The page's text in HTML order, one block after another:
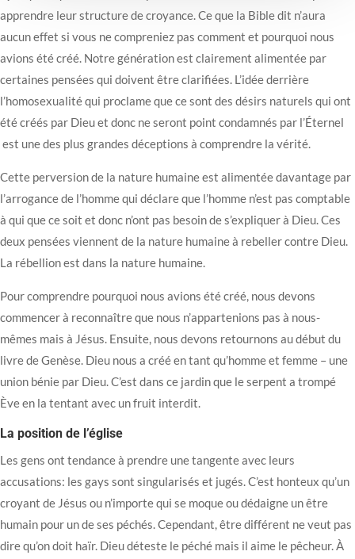
apprendre leur structure de croyance. Ce que la Bible dit n’aura
aucun effet si vous ne compreniez pas comment et pourquoi nous
avions été créé. Notre génération est clairement alimentée par
certaines pensées qui doivent être clarifiées. L’idée derrière
l’homosexualité qui proclame que ce sont des désirs naturels qui ont
été créés par Dieu et donc ne seront point condamnés par l’Éternel
est une des plus grandes déceptions à comprendre la vérité.
Cette perversion de la nature humaine est alimentée davantage par
l’arrogance de l’homme qui déclare que l’homme n’est pas comptable
à qui que ce soit et donc n’ont pas besoin de s’expliquer à Dieu. Ces
deux pensées viennent de la nature humaine à rebeller contre Dieu.
La rébellion est dans la nature humaine.
Pour comprendre pourquoi nous avions été créé, nous devons
commencer à reconnaître que nous n’appartenions pas à nous-
mêmes mais à Jésus. Ensuite, nous devons retournons au début du
livre de Genèse. Dieu nous a créé en tant qu’homme et femme – une
union bénie par Dieu. C’est dans ce jardin que le serpent a trompé
Ève en la tentant avec un fruit interdit.
La position de l’église
Les gens ont tendance à prendre une tangente avec leurs
accusations: les gays sont singularisés et jugés. C’est honteux qu’un
croyant de Jésus ou n’importe qui se moque ou dédaigne un être
humain pour un de ses péchés. Cependant, être différent ne veut pas
dire qu’on doit haïr. Dieu déteste le péché mais il aime le pêcheur. À